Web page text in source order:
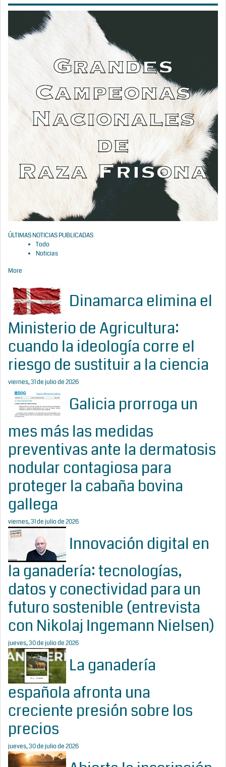
ÚLTIMAS NOTICIAS PUBLICADAS
Todo
Noticias
More
Dinamarca elimina el
Ministerio de Agricultura:
cuando la ideología corre el
riesgo de sustituir a la ciencia
viernes, 31 de julio de 2026
Galicia prorroga un
mes más las medidas
preventivas ante la dermatosis
nodular contagiosa para
proteger la cabaña bovina
gallega
viernes, 31 de julio de 2026
Innovación digital en
la ganadería: tecnologías,
datos y conectividad para un
futuro sostenible (entrevista
con Nikolaj Ingemann Nielsen)
jueves, 30 de julio de 2026
La ganadería
española afronta una
creciente presión sobre los
precios
jueves, 30 de julio de 2026